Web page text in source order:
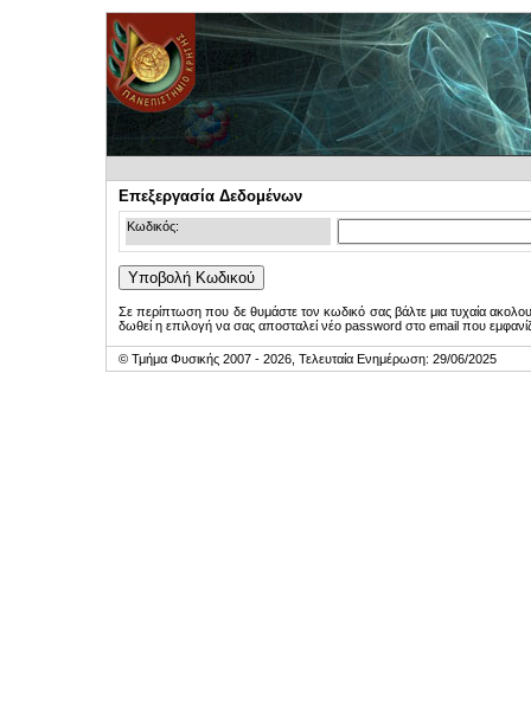
Επεξεργασία Δεδομένων
Κωδικός:
Σε περίπτωση που δε θυμάστε τον κωδικό σας βάλτε μια τυχαία
δωθεί η επιλογή να σας αποσταλεί νέο password στο email που
© Τμήμα Φυσικής 2007 - 2026, Τελευταία Ενημέρωση: 29/06/2025